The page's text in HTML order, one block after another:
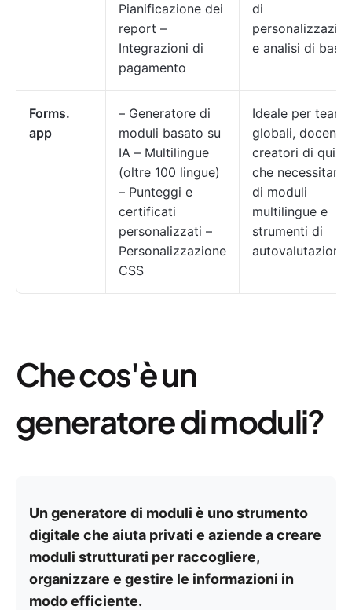
Pianificazione dei
report –
Integrazioni di
pagamento
di
e analisi di base.
Forms.
app
– Generatore di
moduli basato su
IA – Multilingue
(oltre 100 lingue)
– Punteggi e
certificati
personalizzati –
Personalizzazione
CSS
Ideale per team
globali, docenti
creatori di quiz
che necessitano
di moduli
multilingue e
strumenti di
autovalutazione.
Che cos'è un
generatore di moduli?
Un generatore di moduli è uno strumento
digitale che aiuta privati e aziende a creare
moduli strutturati per raccogliere,
organizzare e gestire le informazioni in
modo efficiente.